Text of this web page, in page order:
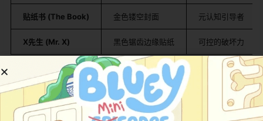
​贴纸书 (The Book)​ 金色镂空封面 元认知引导者
​X先生 (Mr. X)​ 黑色锯齿边缘贴纸 可控的破坏力
​叙事结构创新​
​双重空间嵌套​​：
​现实层​​（查理卧室的贴纸书）与​​幻想层​
​（Colorforms